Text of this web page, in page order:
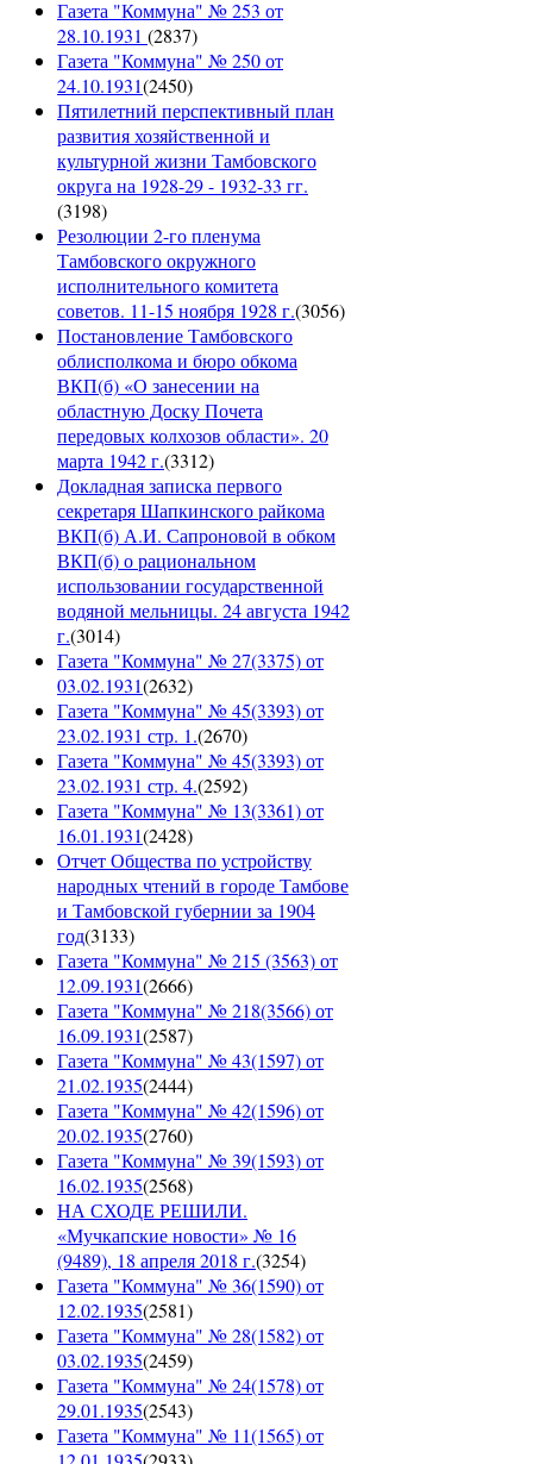
Газета "Коммуна" № 253 от
28.10.1931 (2837)
Газета "Коммуна" № 250 от
24.10.1931(2450)
Пятилетний перспективный план
развития хозяйственной и
культурной жизни Тамбовского
округа на 1928-29 - 1932-33 гг.
(3198)
Резолюции 2-го пленума
Тамбовского окружного
исполнительного комитета
советов. 11-15 ноября 1928 г.(3056)
Постановление Тамбовского
облисполкома и бюро обкома
ВКП(б) «О занесении на
областную Доску Почета
передовых колхозов области». 20
марта 1942 г.(3312)
Докладная записка первого
секретаря Шапкинского райкома
ВКП(б) А.И. Сапроновой в обком
ВКП(б) о рациональном
использовании государственной
водяной мельницы. 24 августа 1942
г.(3014)
Газета "Коммуна" № 27(3375) от
03.02.1931(2632)
Газета "Коммуна" № 45(3393) от
23.02.1931 стр. 1.(2670)
Газета "Коммуна" № 45(3393) от
23.02.1931 стр. 4.(2592)
Газета "Коммуна" № 13(3361) от
16.01.1931(2428)
Отчет Общества по устройству
народных чтений в городе Тамбове
и Тамбовской губернии за 1904
год(3133)
Газета "Коммуна" № 215 (3563) от
12.09.1931(2666)
Газета "Коммуна" № 218(3566) от
16.09.1931(2587)
Газета "Коммуна" № 43(1597) от
21.02.1935(2444)
Газета "Коммуна" № 42(1596) от
20.02.1935(2760)
Газета "Коммуна" № 39(1593) от
16.02.1935(2568)
НА СХОДЕ РЕШИЛИ.
«Мучкапские новости» № 16
(9489), 18 апреля 2018 г.(3254)
Газета "Коммуна" № 36(1590) от
12.02.1935(2581)
Газета "Коммуна" № 28(1582) от
03.02.1935(2459)
Газета "Коммуна" № 24(1578) от
29.01.1935(2543)
Газета "Коммуна" № 11(1565) от